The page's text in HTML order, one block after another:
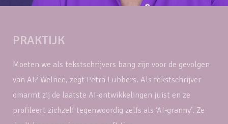
PRAKTIJK
Moeten we als tekstschrijvers bang zijn voor de gevolgen
van AI? Welnee, zegt Petra Lubbers. Als tekstschrijver
omarmt zij de laatste AI-ontwikkelingen juist en ze
profileert zichzelf tegenwoordig zelfs als ‘AI-granny’. Ze